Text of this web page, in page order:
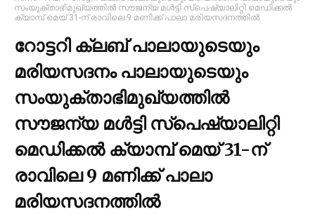
സംയുക്താഭിമുഖ്യത്തിൽ സൗജന്യ മൾട്ടി സ്പെഷ്യാലിറ്റി മെഡിക്കൽ
ക്യാമ്പ് മെയ് 31-ന് രാവിലെ 9 മണിക്ക് പാലാ മരിയസദനത്തിൽ
റോട്ടറി ക്ലബ് പാലായുടെയും
മരിയസദനം പാലായുടെയും
സംയുക്താഭിമുഖ്യത്തിൽ
സൗജന്യ മൾട്ടി സ്പെഷ്യാലിറ്റി
മെഡിക്കൽ ക്യാമ്പ് മെയ് 31-ന്
രാവിലെ 9 മണിക്ക് പാലാ
മരിയസദനത്തിൽ